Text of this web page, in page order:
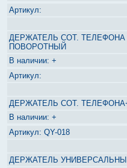
ДЕРЖАТЕЛЬ СОТ. ТЕЛЕФОНА
ПОВОРОТНЫЙ
+
ДЕРЖАТЕЛЬ СОТ.
+
QY-018
ДЕРЖАТЕЛЬ